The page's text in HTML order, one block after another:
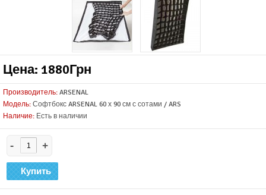
Цена: 1880Грн
Производитель: ARSENAL
Модель: Софтбокс ARSENAL 60 х 90 см с сотами / ARS
Наличие: Есть в наличии
- +